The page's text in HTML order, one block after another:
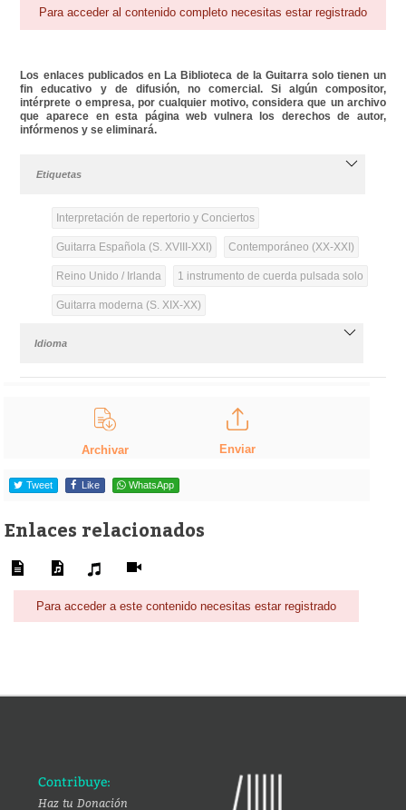
Para acceder al contenido completo necesitas estar registrado
Los enlaces publicados en La Biblioteca de la Guitarra solo tienen un
fin educativo y de difusión, no comercial. Si algún compositor,
intérprete o empresa, por cualquier motivo, considera que un archivo
que aparece en esta página web vulnera los derechos de autor,
infórmenos y se eliminará.
Etiquetas
Interpretación de repertorio y Conciertos
Guitarra Española (S. XVIII-XXI) Contemporáneo (XX-XXI)
Reino Unido / Irlanda 1 instrumento de cuerda pulsada solo
Guitarra moderna (S. XIX-XX)
Idioma
Archivar Enviar
Tweet Like WhatsApp
Enlaces relacionados
Para acceder a este contenido necesitas estar registrado
Contribuye:
Haz tu Donación